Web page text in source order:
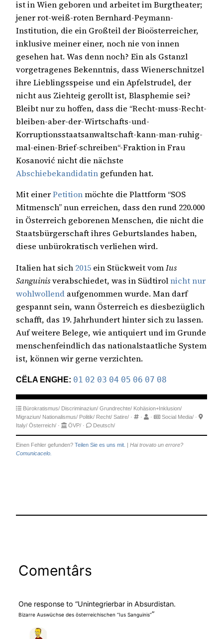
ist in Wien geboren und arbeitet im Burgtheater;
jener rot-weiß-roten Bernhard-Peymann-
Institution, die ein Großteil der Bioösterreicher,
inklusive meiner einer, noch nie von innen
gesehen hat. Was denn noch? Ein als Gstanzl
vorgetragenes Bekenntnis, dass Wienerschnitzel
ihre Lieblingsspeise und ein Apfelstrudel, der
nicht aus Ziehteig gerollt ist, Blasphemie sei?
Bleibt nur zu hoffen, dass die “Recht-muss-Recht-
bleiben-aber-der-Wirtschafts‐und-
Korruptionsstaatsanwaltschaft-kann-man-ruhig-
mal-einen-Brief-schreiben“-Fraktion in Frau
Kosanović nicht die nächste
Abschiebekandidatin gefunden hat.
Mit einerPetitionmöchte die Plattform “SOS
Mitmensch” nun erreichen, dass den rund 220.000
in Österreich geborenen Menschen, die nicht die
Staatsbürgerschaft ihres Geburtslandes haben,
diese unbürokratisch verliehen wird.
Italien hat sich 2015 ein Stückweit vomIus
Sanguinisverabschiedet, was in Südtirolnicht nur
wohlwollend aufgenommen wurde. Man darf
gespannt sein, wann Österreich es diesbezüglich
schafft, das 19. Jahrhundert hinter sich zu lassen.
Auf weitere Belege, wie antiquiert und im Grunde
menschenfeindlich das nationalstaatliche System
ist, können wir gerne verzichten.
CËLA ENGHE: 01 02 03 04 05 06 07 08
Bürokratismus/ Discriminaziun/ Grundrechte/ Kohäsion+Inklusion/
Migraziun/ Nationalismus/ Politik/ Recht/ Satire/ · · · Social Media/ ·
Italy/ Österreich/ · ÖVP/ · Deutsch/
Einen Fehler gefunden? Teilen Sie es uns mit. | Hai trovato un errore?
Comunicacelo.
Comentârs
One response to “Unintegrierbar in Absurdistan.
Bizarre Auswüchse des österreichischen “Ius Sanguinis””